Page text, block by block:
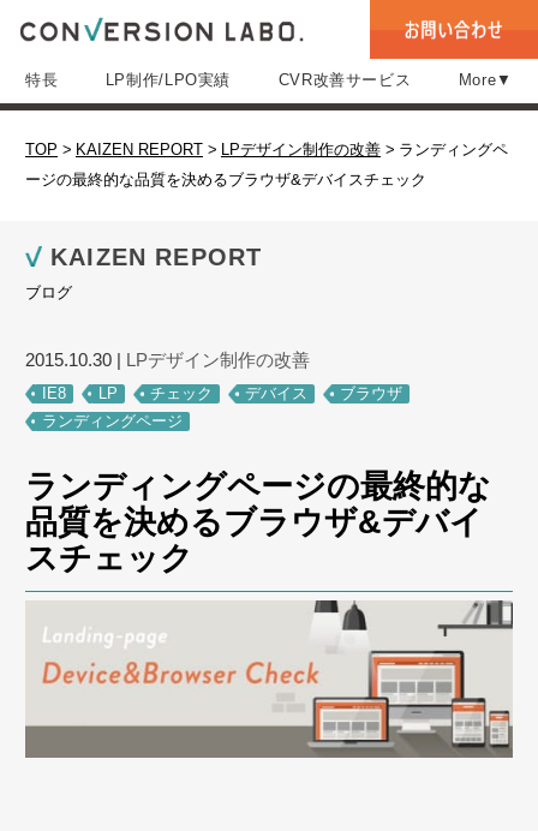
特長 LP制作/LPO実績 CVR改善サービス More▼
TOP > KAIZEN REPORT > LPデザイン制作の改善 > ランディングペ
ージの最終的な品質を決めるブラウザ&デバイスチェック
KAIZEN REPORT
ブログ
2015.10.30 | LPデザイン制作の改善
IE8 LP チェック デバイス
ブラウザ
ランディングページ
ランディングページの最終的な
品質を決めるブラウザ&デバイ
スチェック